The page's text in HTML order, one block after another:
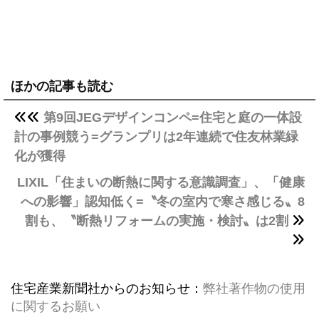
ほかの記事も読む
第9回JEGデザインコンペ=住宅と庭の一体設
計の事例競う=グランプリは2年連続で住友林業緑
化が獲得
LIXIL「住まいの断熱に関する意識調査」、「健康
への影響」認知低く=〝冬の室内で寒さ感じる〟8
割も、〝断熱リフォームの実施・検討〟は2割
住宅産業新聞社からのお知らせ： 弊社著作物の使用
に関するお願い